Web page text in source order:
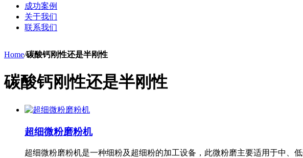
成功案例
关于我们
联系我们
Home/碳酸钙刚性还是半刚性
碳酸钙刚性还是半刚性
超细微粉磨粉机
超细微粉磨粉机是一种细粉及超细粉的加工设备，此微粉磨主要适用于中、